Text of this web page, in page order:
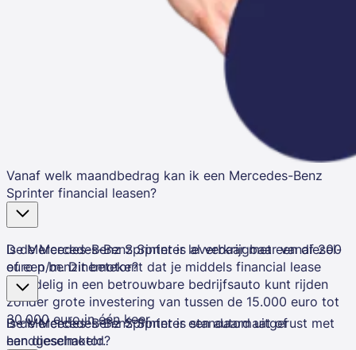
Vanaf welk maandbedrag kan ik een Mercedes-Benz
Sprinter financial leasen?
De Mercedes-Benz Sprinter is al verkrijgbaar vanaf 200
euro p/m. Dit betekent dat je middels financial lease
voordelig in een betrouwbare bedrijfsauto kunt rijden
zonder grote investering van tussen de 15.000 euro tot
30.000 euro in één keer.
Is de Mercedes-Benz Sprinter leverbaar met een diesel-
of een benzinemotor?
De Mercedes-Benz Sprinter is standaard uitgerust met
een dieselmotor.
Is de Mercedes-Benz Sprinter een automaat of
handgeschakeld?